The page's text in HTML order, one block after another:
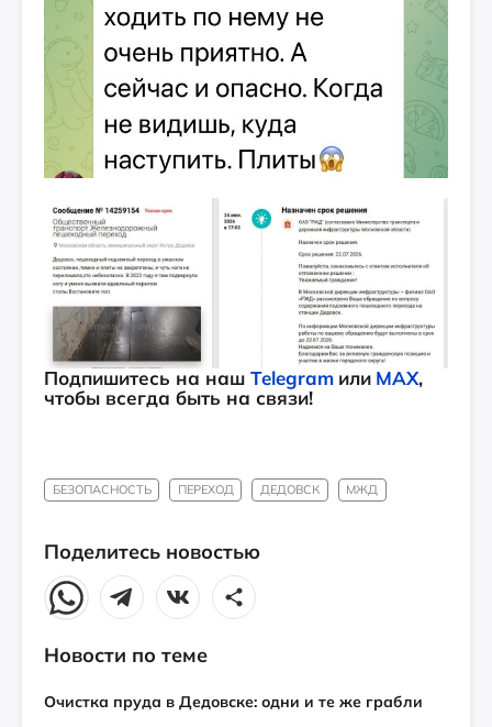
Подпишитесь на наш Telegram или MAX,
чтобы всегда быть на связи!
БЕЗОПАСНОСТЬ ПЕРЕХОД ДЕДОВСК МЖД
Поделитесь новостью
Новости по теме
Очистка пруда в Дедовске: одни и те же грабли